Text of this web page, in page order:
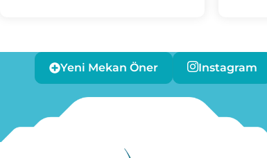
Yeni Mekan Öner Instagram